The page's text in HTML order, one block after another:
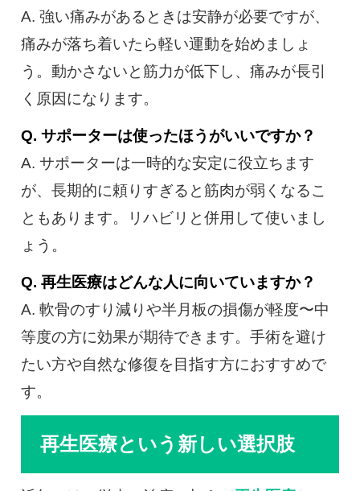
A. 強い痛みがあるときは安静が必要ですが、
痛みが落ち着いたら軽い運動を始めましょ
う。動かさないと筋力が低下し、痛みが長引
く原因になります。
Q. サポーターは使ったほうがいいですか？
A. サポーターは一時的な安定に役立ちます
が、長期的に頼りすぎると筋肉が弱くなるこ
ともあります。リハビリと併用して使いまし
ょう。
Q. 再生医療はどんな人に向いていますか？
A. 軟骨のすり減りや半月板の損傷が軽度〜中
等度の方に効果が期待できます。手術を避け
たい方や自然な修復を目指す方におすすめで
す。
再生医療という新しい選択肢